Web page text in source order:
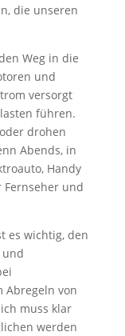
die unseren
Weg in die
und
versorgt
führen.
drohen
Abends, in
Handy
und
es wichtig, den
Abregeln von
muss klar
werden